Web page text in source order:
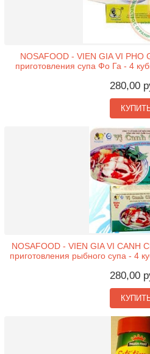
NOSAFOOD - VIEN GIA VI PHO
приготовления супа Фо Га - 4
280,00
NOSAFOOD - VIEN GIA VI CANH
приготовления рыбного супа - 4
280,00